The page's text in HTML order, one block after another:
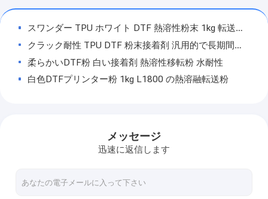
スワンダー TPU ホワイト DTF 熱溶性粉末 1kg 転送性能
クラック耐性 TPU DTF 粉末接着剤 汎用的で長期間の転送のために
柔らかいDTF粉 白い接着剤 熱溶性移転粉 水耐性
白色DTFプリンター粉 1kg L1800 の熱溶融転送粉
柔らかく快適なDTF TPU粉末 移転パターンのためのDTF印刷材料
1kg 5kg 20kg DTF 熱移転印刷粉末 熱溶性接着剤 Tpu 粉末
柔らかい高伸縮性DTF粉末 TPU 熱溶性粉末 Tシャツ 熱伝送印刷
メッセージ
迅速に返信します